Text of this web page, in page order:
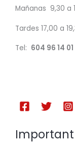
Mañanas 9,30 a
Tardes 17,00 a
Tel: 604 96 14 01
Important